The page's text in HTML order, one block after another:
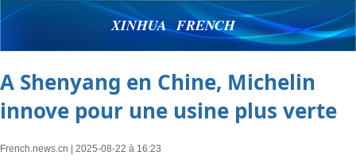
XINHUA FRENCH
A Shenyang en Chine, Michelin
innove pour une usine plus verte
French.news.cn | 2025-08-22 à 16:23